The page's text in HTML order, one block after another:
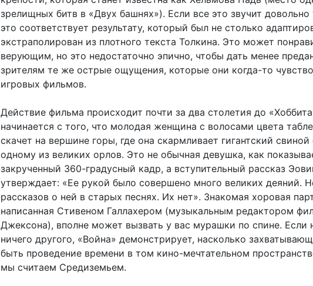
зрелищных битв в «Двух башнях»). Если все это звучит довольно
это соответствует результату, который был не столько
экстраполирован из плотного текста Толкина. Это может
верующим, но это недостаточно эпично, чтобы дать менее
зрителям те же острые ощущения, которые они когда-то
игровых фильмов.
Действие фильма происходит почти за два столетия до
начинается с того, что молодая женщина с волосами цвета
скачет на вершине горы, где она скармливает гигантский свиной
одному из великих орлов. Это не обычная девушка, как
закрученный 360-градусный кадр, а вступительный рассказ
утверждает: «Ее рукой было совершено много великих деяний.
рассказов о ней в старых песнях. Их нет». Знакомая хоровая
написанная Стивеном Галлахером (музыкальным редактором
Джексона), вполне может вызвать у вас мурашки по спине. Если
ничего другого, «Война» демонстрирует, насколько
быть проведение времени в том кино-мечтательном
мы считаем Средиземьем.